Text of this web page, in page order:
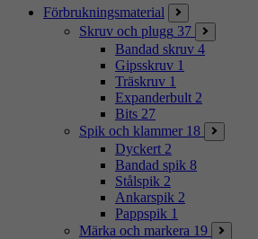
Förbrukningsmaterial
Skruv och plugg 37
Bandad skruv 4
Gipsskruv 1
Träskruv 1
Expanderbult 2
Bits 27
Spik och klammer 18
Dyckert 2
Bandad spik 8
Stålspik 2
Ankarspik 2
Pappspik 1
Märka och markera 19